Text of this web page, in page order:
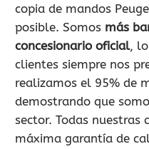
copia de mandos
posible. Somos más
concesionario oficial,
clientes siempre nos
realizamos el 95% de
demostrando que
sector. Todas nuestras
máxima garantía de